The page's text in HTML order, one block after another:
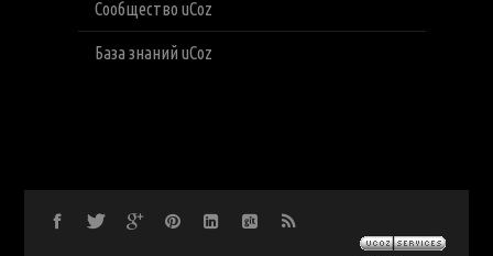
Сообщество uCoz
База знаний uCoz